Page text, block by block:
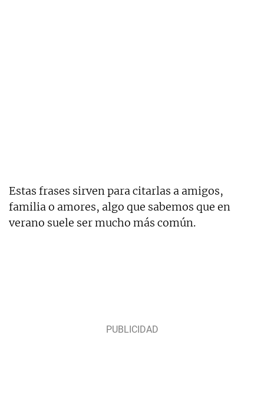
Estas frases sirven para citarlas a amigos,
familia o amores, algo que sabemos que en
verano suele ser mucho más común.